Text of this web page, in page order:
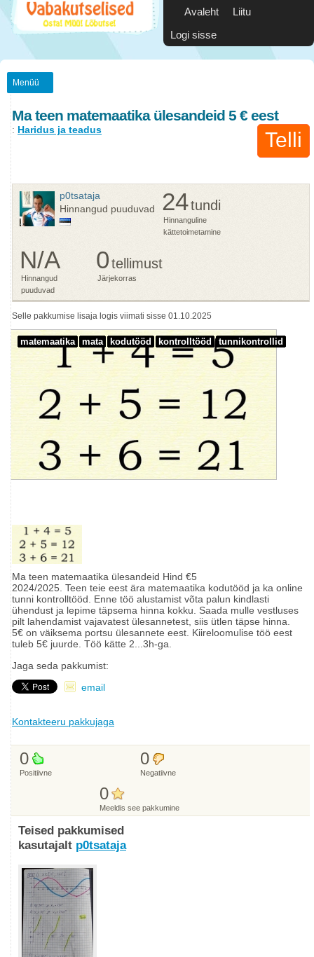
Avaleht
Liitu
Logi sisse
Menüü
Ma teen matemaatika ülesandeid 5 € eest
Telli
: Haridus ja teadus
p0tsataja
Hinnangud puuduvad
24tundi
Hinnanguline
kättetoimetamine
N/A
Hinnangud
puuduvad
0tellimust
Järjekorras
Selle pakkumise lisaja logis viimati sisse 01.10.2025
matemaatika mata kodutööd kontrolltööd tunnikontrollid
Ma teen matemaatika ülesandeid Hind €5
2024/2025. Teen teie eest ära matemaatika kodutööd ja ka online
tunni kontrolltööd. Enne töö alustamist võta palun kindlasti
ühendust ja lepime täpsema hinna kokku. Saada mulle vestluses
pilt lahendamist vajavatest ülesannetest, siis ütlen täpse hinna.
5€ on väiksema portsu ülesannete eest. Kiireloomulise töö eest
tuleb 5€ juurde. Töö kätte 2...3h-ga.
Jaga seda pakkumist:
email
Kontakteeru pakkujaga
0
Positiivne
0
Negatiivne
0
Meeldis see pakkumine
Teised pakkumised
kasutajalt p0tsataja